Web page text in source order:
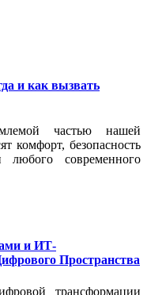
и как вызвать
частью нашей
комфорт, безопасность
любого современного
и ИТ-
Пространства
трансформации